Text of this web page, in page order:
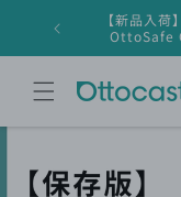
ンツに
【新品入荷
OttoSafe